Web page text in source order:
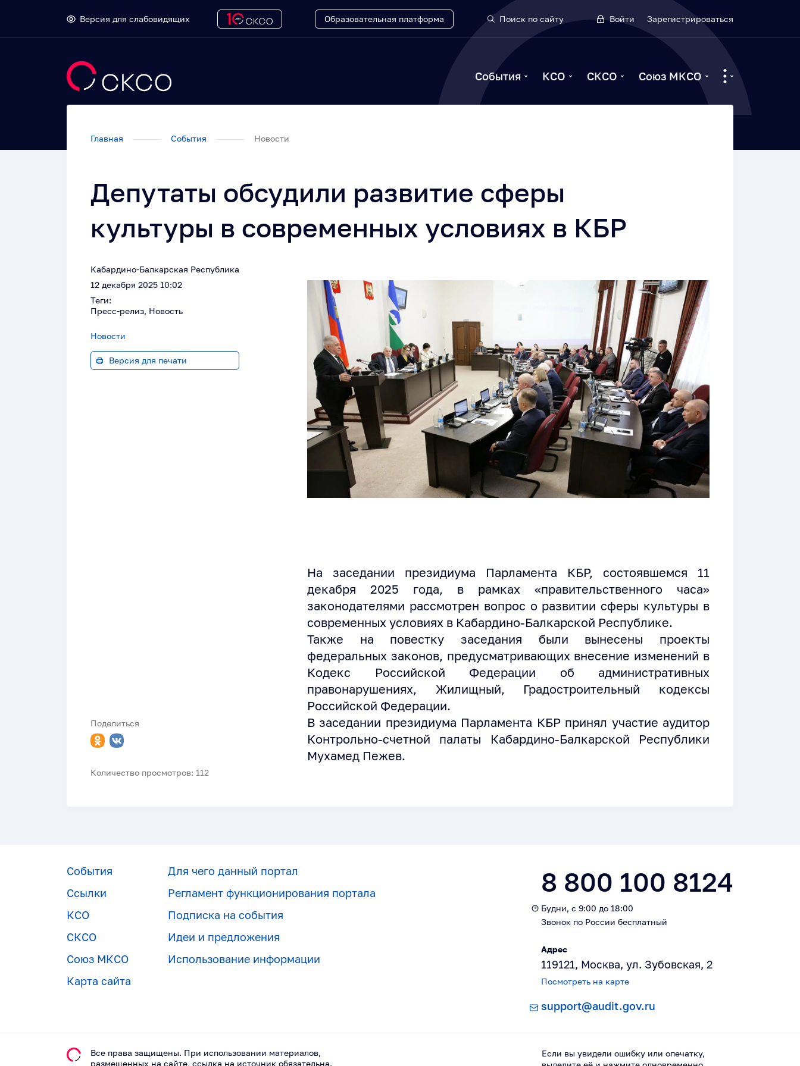
Версия для слабовидящих Образовательная платформа Поиск по сайту Войти Зарегистрироваться
События КСО СКСО Союз МКСО
Главная События Новости
Депутаты обсудили развитие сферы
культуры в современных условиях в КБР
Кабардино-Балкарская Республика
12 декабря 2025 10:02
Теги:
Пресс-релиз, Новость
Новости
Версия для печати
Поделиться
Количество просмотров: 112
На заседании президиума Парламента КБР, состоявшемся 11
декабря 2025 года, в рамках «правительственного часа»
законодателями рассмотрен вопрос о развитии сферы культуры в
современных условиях в Кабардино-Балкарской Республике.
Также на повестку заседания были вынесены проекты
федеральных законов, предусматривающих внесение изменений в
Кодекс Российской Федерации об административных
правонарушениях, Жилищный, Градостроительный кодексы
Российской Федерации.
В заседании президиума Парламента КБР принял участие аудитор
Контрольно-счетной палаты Кабардино-Балкарской Республики
Мухамед Пежев.
События
Ссылки
КСО
СКСО
Союз МКСО
Карта сайта
Для чего данный портал
Регламент функционирования портала
Подписка на события
Идеи и предложения
Использование информации
8 800 100 8124
Будни, с 9:00 до 18:00
Звонок по России бесплатный
Адрес
119121, Москва, ул. Зубовская, 2
Посмотреть на карте
support@audit.gov.ru
Все права защищены. При использовании материалов,
размещeнных на сайте, ссылка на источник обязательна.
Если вы увидели ошибку или опечатку,